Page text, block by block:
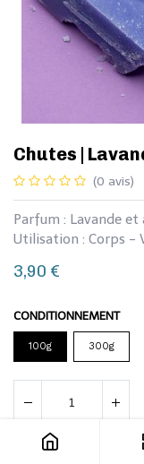
​Chutes |
(0 avis)
Parfum : Lavande et
Utilisation : Corps -
3,90 €
CONDITIONNEMENT
100g 300g